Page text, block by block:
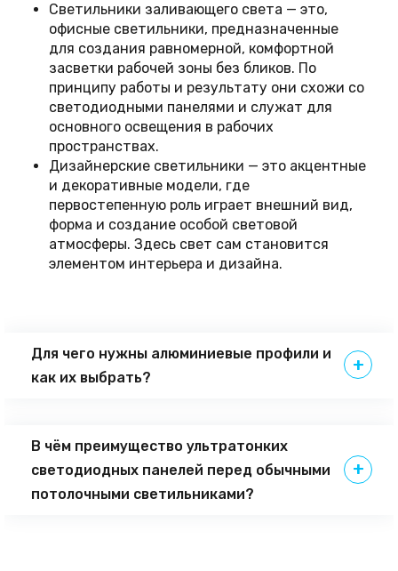
Светильники заливающего света — это,
офисные светильники, предназначенные
для создания равномерной, комфортной
засветки рабочей зоны без бликов. По
принципу работы и результату они схожи со
светодиодными панелями и служат для
основного освещения в рабочих
пространствах.
Дизайнерские светильники — это акцентные
и декоративные модели, где
первостепенную роль играет внешний вид,
форма и создание особой световой
атмосферы. Здесь свет сам становится
элементом интерьера и дизайна.
Для чего нужны алюминиевые профили и
как их выбрать?
В чём преимущество ультратонких
светодиодных панелей перед обычными
потолочными светильниками?